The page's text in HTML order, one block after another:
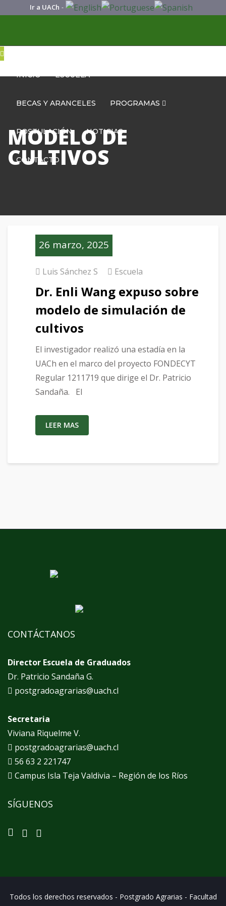
Ir a UACh -
INICIO ESCUELA
BECAS Y ARANCELES PROGRAMAS
POSTULACIÓN NOTICIAS
CONTACTO
MODELO DE
CULTIVOS
26 marzo, 2025
Luis Sánchez S Escuela
Dr. Enli Wang expuso sobre
modelo de simulación de
cultivos
El investigador realizó una estadía en la
UACh en el marco del proyecto FONDECYT
Regular 1211719 que dirige el Dr. Patricio
Sandaña. El
LEER MAS
CONTÁCTANOS
Director Escuela de Graduados
Dr. Patricio Sandaña G.
postgradoagrarias@uach.cl
Secretaria
Viviana Riquelme V.
postgradoagrarias@uach.cl
56 63 2 221747
Campus Isla Teja Valdivia – Región de los Ríos
SÍGUENOS
Todos los derechos reservados - Postgrado Agrarias - Facultad